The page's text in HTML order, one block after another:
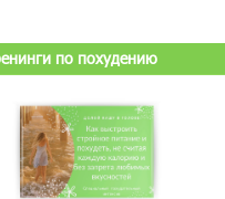
по похудению